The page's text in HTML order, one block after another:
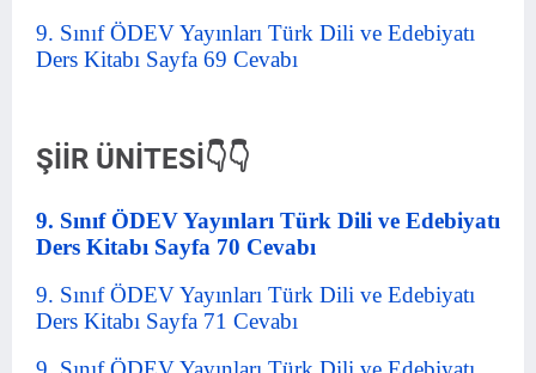
9. Sınıf ÖDEV Yayınları Türk Dili ve Edebiyatı
Ders Kitabı Sayfa 69 Cevabı
ŞİİR ÜNİTESİ👇👇
9. Sınıf ÖDEV Yayınları Türk Dili ve Edebiyatı
Ders Kitabı Sayfa 70 Cevabı
9. Sınıf ÖDEV Yayınları Türk Dili ve Edebiyatı
Ders Kitabı Sayfa 71 Cevabı